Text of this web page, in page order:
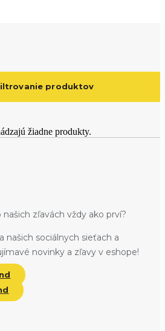
produktov
žiadne produkty.
zľavách vždy ako prví?
našich sociálnych sieťach a
novinky a zľavy v eshope!